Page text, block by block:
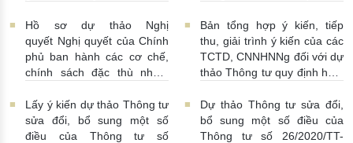
15:00:00
Hồ sơ dự thảo Nghị
quyết Nghị quyết của Chính
phủ ban hành các cơ chế,
chính sách đặc thù nhằm
pháp luật về phòng, chống
rửa tiền nhằm đáp ứng yêu
cầu cấp bách trong thực
Bản tổng hợp ý kiến, tiếp
thu, giải trình ý kiến của các
TCTD, CNNHNNg đối với dự
thảo Thông tư quy định hoạt
nhận tiền gửi, mua, bán có
kỳ hạn GTCG giữa các
TCTD, CNNHNNg
Lấy ý kiến dự thảo Thông tư
sửa đổi, bổ sung một số
điều của Thông tư số
Dự thảo Thông tư sửa đổi,
bổ sung một số điều của
Thông tư số 26/2020/TT-